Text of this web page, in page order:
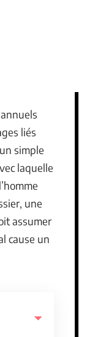
liés
simple
laquelle
une
assumer
cause un